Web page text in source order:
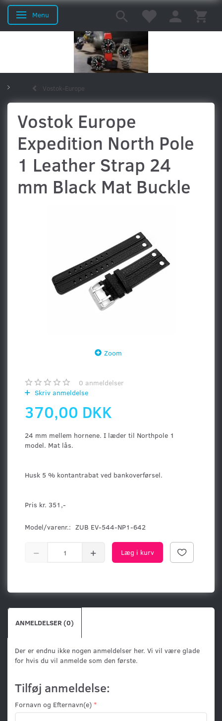
Skifte navigation
Menu
Uret til Piloten Dresswatches Vostok-Europe
Orient Schaumburg Seiko
Vostok-Europe
Vostok Europe
Expedition North Pole
1 Leather Strap 24
mm Black Mat Buckle
Zoom
0 anmeldelser
Skriv anmeldelse
370,00 DKK
24 mm mellem hornene. I læder til Northpole 1
model. Mat lås.
Husk 5 % kontantrabat ved bankoverførsel.
Pris kr. 351,-
Model/varenr.: ZUB EV-544-NP1-642
Læg i kurv
ANMELDELSER (0)
Der er endnu ikke nogen anmeldelser her. Vi vil være glade
for hvis du vil anmelde som den første.
Tilføj anmeldelse:
Fornavn og Efternavn(e)